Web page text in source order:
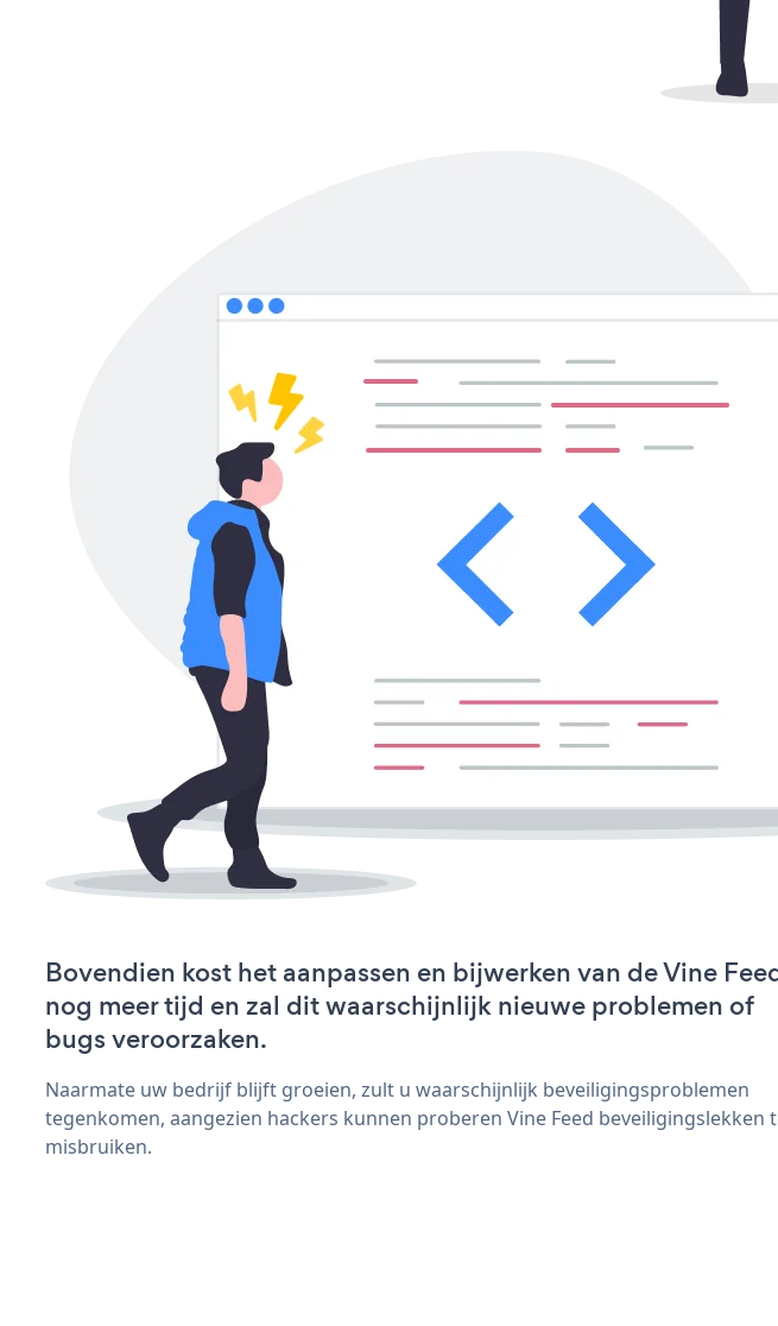
Bovendien kost het aanpassen en bijwerken van de Vine
nog meer tijd en zal dit waarschijnlijk nieuwe problemen of
bugs veroorzaken.
Naarmate uw bedrijf blijft groeien, zult u waarschijnlijk beveiligingsproblemen
tegenkomen, aangezien hackers kunnen proberen Vine Feed beveiligingslekken
misbruiken.